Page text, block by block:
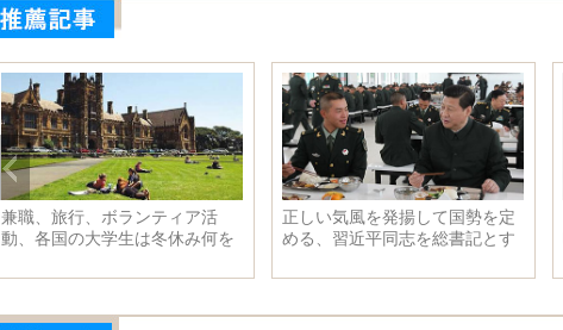
兼職、旅行、ボランティア活
動、各国の大学生は冬休み何を
正しい気風を発揚して国勢を定
める、習近平同志を総書記とす
強化することに関する論述